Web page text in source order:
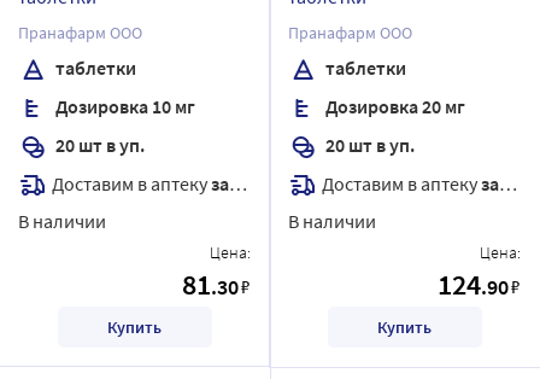
Пранафарм ООО
таблетки
Дозировка 10 мг
20 шт в уп.
Доставим в аптекузавтра
В наличии
Цена:
81.30₽
Купить
Пранафарм ООО
таблетки
Дозировка 20 мг
20 шт в уп.
Доставим в аптекузавтра
В наличии
Цена:
124.90₽
Купить